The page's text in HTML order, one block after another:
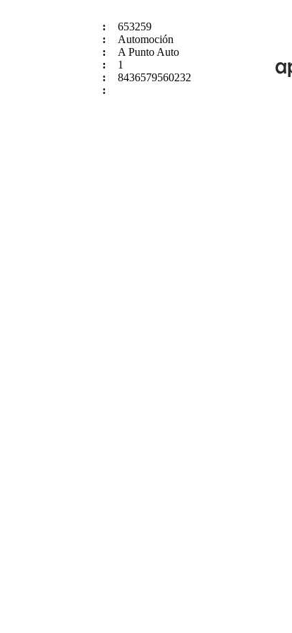
:
653259
:
Automoción
:
A Punto Auto
:
1
:
8436579560232
: